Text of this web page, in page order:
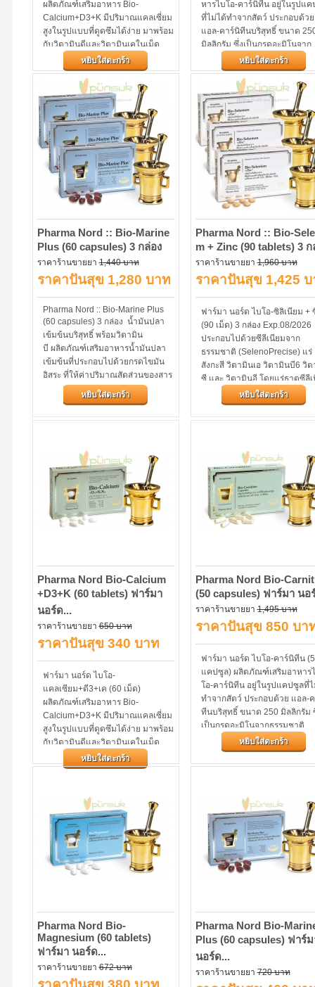
ผลิตภัณฑ์เสริมอาหาร Bio-
Calcium+D3+K มีปริมาณแคลเซี่ยม
สูงในรูปแบบที่ดูดซึมได้ง่าย มาพร้อม
กับวิตามินดีและวิตามินเคในเม็ด
เดียวกันช่วยบำรุงกระดูกมีแคลเซี่ยม
ในรูปแบบที่ร่างกายดูดซึมได้ง่ายมี
วิตามินดี 3...
หยิบใส่ตะกร้า
หารไบโอ-คาร์นิทีน อยู่ในรูปแค
ที่ไม่ได้ทำจากสัตว์ ประกอบด้วย
แอล-คาร์นิทีนบริสุทธิ์ ขนาด
มิลลิกรัม ซึ่งเป็นกรดอะมิโนจาก
หยิบใส่ตะกร้า
Pharma Nord :: Bio-Marine
Plus (60 capsules) 3 กล่อง
ราคาร้านขายยา1,440 บาท
ราคาปันสุข 1,280 บาท
Pharma Nord :: Bio-Marine Plus
(60 capsules) 3 กล่อง น้ำมันปลา
เข้มข้นบริสุทธิ์ พร้อมวิตามิน
บี ผลิตภัณฑ์เสริมอาหารน้ำมันปลา
เข้มข้นที่ประกอบไปด้วยกรดไขมัน
อิสระ ที่ให้ค่าปริมาณสัดส่วนของสาร
ที่ถูกดูดซึม...
หยิบใส่ตะกร้า
Pharma Nord :: Bio-
m + Zinc (90 tablets) 3 ก
ราคาร้านขายยา1,960 บาท
ราคาปันสุข 1,425
ฟาร์มา นอร์ด ไบโอ-ซิลิเนียม +
(90 เม็ด) 3 กล่อง Exp.08/2026
ประกอบไปด้วยซีลีเนียมจาก
ธรรมชาติ (SelenoPrecise) แร่
สังกะสี วิตามินเอ วิตามินบี6 วิ
ซี และ วิตามินอี โดยแร่ธาตุซีลี
และสังกะสีจะช่วยส่งเสริมภูมิคุ้
ในร่างกายให้เป็นปกติ
หยิบใส่ตะกร้า
Pharma Nord Bio-Calcium​
+D3+K (60 tablets) ฟาร์มา
นอร์ด...
ราคาร้านขายยา650 บาท
ราคาปันสุข 340 บาท
ฟาร์มา นอร์ด ไบโอ-
แคลเซียม+ดี3+เค (60 เม็ด)
ผลิตภัณฑ์เสริมอาหาร Bio-
Calcium+D3+K มีปริมาณแคลเซี่ยม
สูงในรูปแบบที่ดูดซึมได้ง่าย มาพร้อม
กับวิตามินดีและวิตามินเคในเม็ด
เดียวกันช่วยบำรุงกระดูกมีแคลเซี่ยม
ในรูปแบบที่ร่างกายดูดซึมได้ง่ายมี
หยิบใส่ตะกร้า
Pharma Nord Bio-
(50 capsules) ฟาร์มา นอ
ราคาร้านขายยา1,495 บาท
ราคาปันสุข 850 บา
ฟาร์มา นอร์ด ไบโอ-คาร์นิทีน
แคปซูล) ผลิตภัณฑ์เสริมอาหาร
โอ-คาร์นิทีน อยู่ในรูปแคปซูลที่
ทำจากสัตว์ ประกอบด้วย แอล-
ทีนบริสุทธิ์ ขนาด 250 มิลลิกรัม
เป็นกรดอะมิโนจากธรรมชาติ
หยิบใส่ตะกร้า
Pharma Nord Bio-
Magnesium (60 tablets)
ฟาร์มา นอร์ด...
ราคาร้านขายยา672 บาท
Pharma Nord Bio-
Plus (60 capsules) ฟาร์ม
นอร์ด...
ราคาร้านขายยา720 บาท